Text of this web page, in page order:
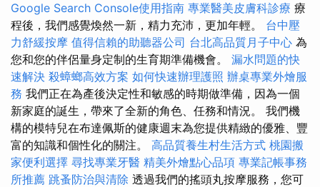
Google Search Console使用指南 專業醫美皮膚科診療 療
程後，我們感覺煥然一新，精力充沛，更加年輕。 台中壓
力舒緩按摩 值得信賴的助聽器公司 台北高品質月子中心 為
您和您的伴侶量身定制的生育期準備機會。 漏水問題的快
速解決 殺蟑螂高效方案 如何快速辦理護照 辦桌專業外燴服
務 我們正在為產後決定性和敏感的時期做準備，因為一個
新家庭的誕生，帶來了全新的角色、任務和情況。 我們機
構的模特兒在布達佩斯的健康週末為您提供精緻的優雅、豐
富的知識和個性化的關注。 高品質養生村生活方式 桃園搬
家便利選擇 尋找專業牙醫 精美外燴點心品項 專業記帳事務
所推薦 跳蚤防治與清除 透過我們的搖頭丸按摩服務，您可